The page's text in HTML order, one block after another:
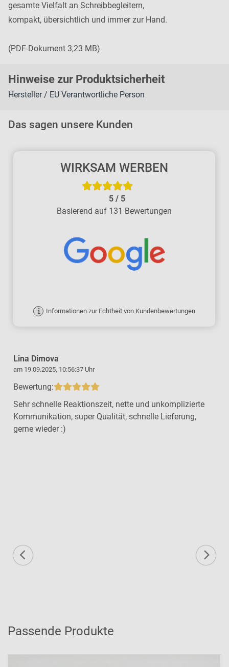
gesamte Vielfalt an Schreibbegleitern,
kompakt, übersichtlich und immer zur Hand.
(PDF-Dokument 3,23 MB)
Hinweise zur Produktsicherheit
Hersteller / EU Verantwortliche Person
Das sagen unsere Kunden
WIRKSAM WERBEN
5/ 5
Basierend auf 131 Bewertungen
Informationen zur Echtheit von Kundenbewertungen
Lina Dimova
am 19.09.2025, 10:56:37 Uhr
Bewertung:
Sehr schnelle Reaktionszeit, nette und unkomplizierte
Kommunikation, super Qualität, schnelle Lieferung,
gerne wieder :)
Passende Produkte